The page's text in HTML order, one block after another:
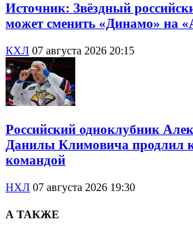
Источник: Звёздный
может сменить «Динамо» на
КХЛ 07 августа 2026 20:15
Российский одноклубник
Данилы Климовича продлил
командой
НХЛ 07 августа 2026 19:30
А ТАКЖЕ